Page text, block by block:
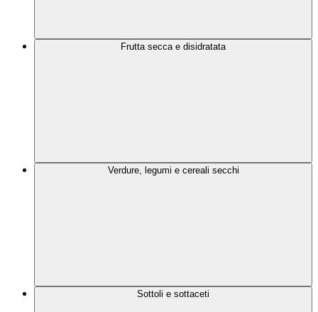
Frutta secca e disidratata
Verdure, legumi e cereali secchi
Sottoli e sottaceti